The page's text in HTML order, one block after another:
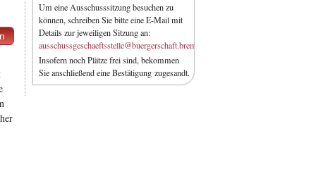
Um eine Ausschusssitzung besuchen zu
können, schreiben Sie bitte eine E-Mail mit
Details zur jeweiligen Sitzung an:
ausschussgeschaeftsstelle@buergerschaft.bremen.de
Insofern noch Plätze frei sind, bekommen
Sie anschließend eine Bestätigung zugesandt.